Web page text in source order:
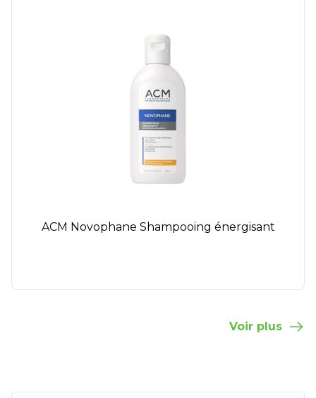
ACM Novophane Shampooing énergisant
Voir plus